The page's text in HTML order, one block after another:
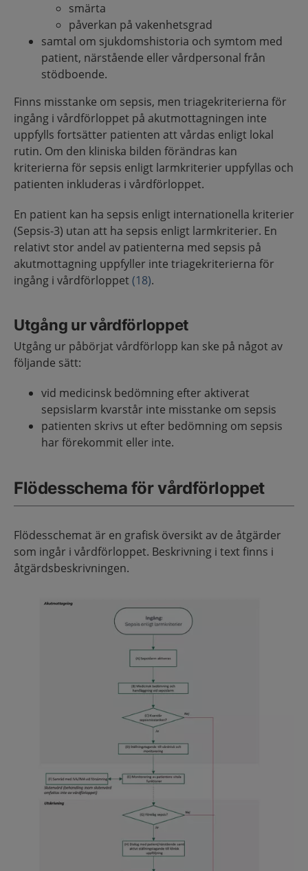
smärta
påverkan på vakenhetsgrad
samtal om sjukdomshistoria och symtom med
patient, närstående eller vårdpersonal från
stödboende.
Finns misstanke om sepsis, men triagekriterierna för
ingång i vårdförloppet på akutmottagningen inte
uppfylls fortsätter patienten att vårdas enligt lokal
rutin. Om den kliniska bilden förändras kan
kriterierna för sepsis enligt larmkriterier uppfyllas och
patienten inkluderas i vårdförloppet.
En patient kan ha sepsis enligt internationella kriterier
(Sepsis-3) utan att ha sepsis enligt larmkriterier. En
relativt stor andel av patienterna med sepsis på
akutmottagning uppfyller inte triagekriterierna för
ingång i vårdförloppet(18).
Utgång ur vårdförloppet
Utgång ur påbörjat vårdförlopp kan ske på något av
följande sätt:
vid medicinsk bedömning efter aktiverat
sepsislarm kvarstår inte misstanke om sepsis
patienten skrivs ut efter bedömning om sepsis
har förekommit eller inte.
Flödesschema för vårdförloppet
Flödesschemat är en grafisk översikt av de åtgärder
som ingår i vårdförloppet. Beskrivning i text finns i
åtgärdsbeskrivningen.